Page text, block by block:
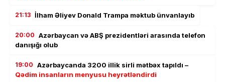
21:13 İlham Əliyev Donald Trampa məktub ünvanlayıb
20:00 Azərbaycan və ABŞ prezidentləri arasında telefon
danışığı olub
19:00 Azərbaycanda 3200 illik sirli mətbəx tapıldı –
Qədim insanların menyusu heyrətləndirdi